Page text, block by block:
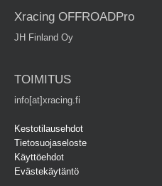
Xracing OFFROADPro
JH Finland Oy
TOIMITUS
info[at]xracing.fi
Kestotilausehdot
Tietosuojaseloste
Käyttöehdot
Evästekäytäntö